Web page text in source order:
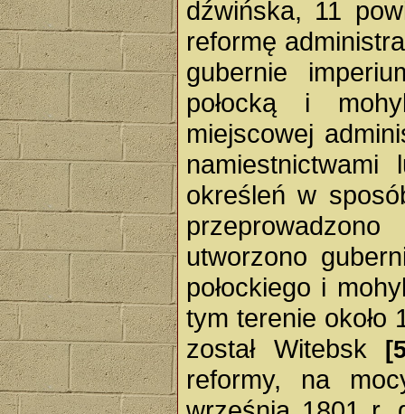
dźwińska, 11
reformę
gubernie
połocką i
miejscowej
określeń w
utworzono
połockiego i
tym terenie około
został Witebsk
reformy, na